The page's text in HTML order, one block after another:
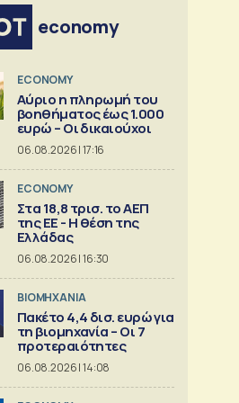
economy
ECONOMY
Αύριο η πληρωμή του
βοηθήματος έως 1.000
ευρώ – Oι δικαιούχοι
06.08.2026 | 17:16
ECONOMY
Στα 18,8 τρισ. το ΑΕΠ
της ΕΕ - Η θέση της
Ελλάδας
06.08.2026 | 16:30
ΒΙΟΜΗΧΑΝΙΑ
Πακέτο 4,4 δισ. ευρώ για
τη βιομηχανία – Οι 7
προτεραιότητες
06.08.2026 | 14:08